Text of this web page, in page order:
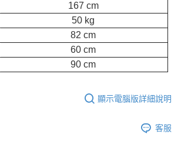
167 cm
50 kg
82 cm
60 cm
90 cm
顯示電腦版詳細說明
客服